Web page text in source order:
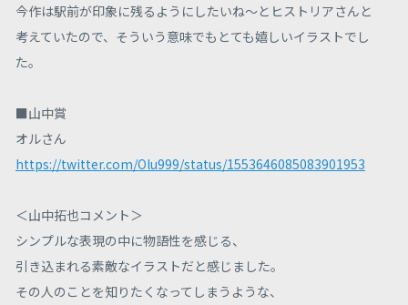
今作は駅前が印象に残るようにしたいね～とヒストリアさんと
考えていたので、そういう意味でもとても嬉しいイラストでし
た。
■山中賞
オルさん
https://twitter.com/Olu999/status/1553646085083901953
＜山中拓也コメント＞
シンプルな表現の中に物語性を感じる、
引き込まれる素敵なイラストだと感じました。
その人のことを知りたくなってしまうような、